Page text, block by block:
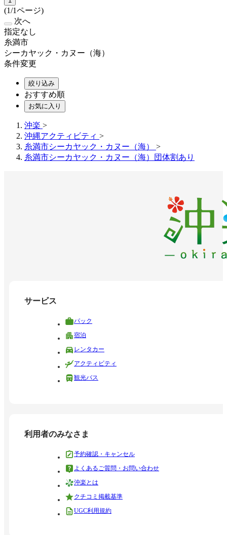
(1/1ページ)
次へ
指定なし
糸満市
シーカヤック・カヌー（海）
条件変更
絞り込み
おすすめ順
お気に入り
沖楽 >
沖縄アクティビティ >
糸満市シーカヤック・カヌー（海） >
糸満市シーカヤック・カヌー（海）団体割あり
サービス
パック
宿泊
レンタカー
アクティビティ
観光バス
利用者のみなさま
予約確認・キャンセル
よくあるご質問・お問い合わせ
沖楽とは
クチコミ掲載基準
UGC利用規約